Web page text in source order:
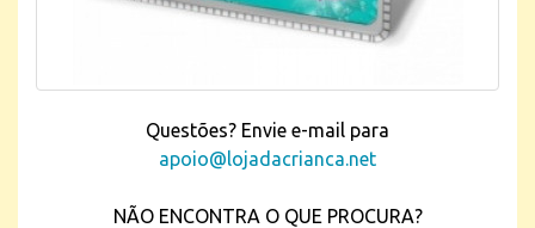
Questões? Envie e-mail para
apoio@lojadacrianca.net
NÃO ENCONTRA O QUE PROCURA?